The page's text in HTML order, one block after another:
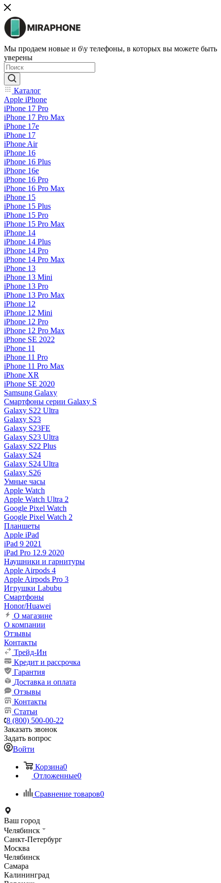
Мы продаем новые и б\у телефоны, в которых вы можете быть
уверены
Каталог
Apple iPhone
iPhone 17 Pro
iPhone 17 Pro Max
iPhone 17e
iPhone 17
iPhone Air
iPhone 16
iPhone 16 Plus
iPhone 16e
iPhone 16 Pro
iPhone 16 Pro Max
iPhone 15
iPhone 15 Plus
iPhone 15 Pro
iPhone 15 Pro Max
iPhone 14
iPhone 14 Plus
iPhone 14 Pro
iPhone 14 Pro Max
iPhone 13
iPhone 13 Mini
iPhone 13 Pro
iPhone 13 Pro Max
iPhone 12
iPhone 12 Mini
iPhone 12 Pro
iPhone 12 Pro Max
iPhone SE 2022
iPhone 11
iPhone 11 Pro
iPhone 11 Pro Max
iPhone XR
iPhone SE 2020
Samsung Galaxy
Смартфоны серии Galaxy S
Galaxy S22 Ultra
Galaxy S23
Galaxy S23FE
Galaxy S23 Ultra
Galaxy S22 Plus
Galaxy S24
Galaxy S24 Ultra
Galaxy S26
Умные часы
Apple Watch
Apple Watch Ultra 2
Google Pixel Watch
Google Pixel Watch 2
Планшеты
Apple iPad
iPad 9 2021
iPad Pro 12.9 2020
Наушники и гарнитуры
Apple Airpods 4
Apple Airpods Pro 3
Игрушки Labubu
Смартфоны
Honor/Huawei
О магазине
О компании
Отзывы
Контакты
Трейд-Ин
Кредит и рассрочка
Гарантия
Доставка и оплата
Отзывы
Контакты
Статьи
8 (800) 500-00-22
Заказать звонок
Задать вопрос
Войти
Корзина0
Отложенные0
Сравнение товаров0
Ваш город
Челябинск
Санкт-Петербург
Москва
Челябинск
Самара
Калининград